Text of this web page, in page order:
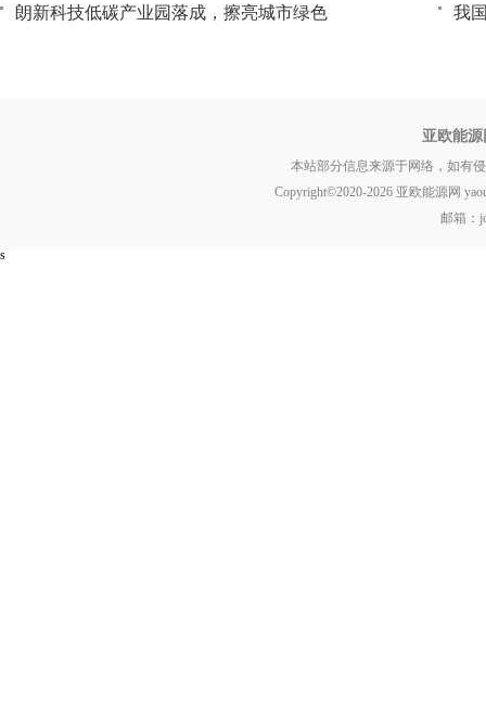
朗新科技低碳产业园落成，擦亮城市绿色 我
亚欧能源
本站部分信息来源于网络，如有
Copyright©2020-2026 亚欧能源网
邮箱：
s